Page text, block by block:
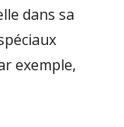
dans sa
exemple,